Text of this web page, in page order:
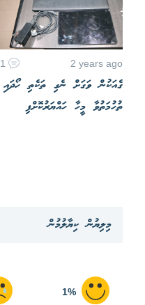
2 years ago
1
ގެއަކުން ވަގަށް ނެގި ތަކެތި ހޯދައި
ތުހުމަތުވާ މީހާ ހައްޔަރުކޮށްފި
މިލިޔުން ކިޔާލުމުން
1%